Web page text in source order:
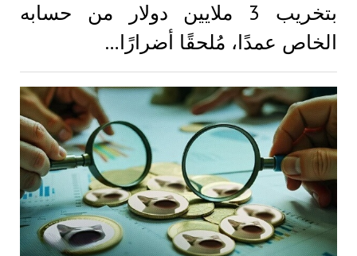
بتخريب 3 ملايين دولار من حسابه
الخاص عمدًا، مُلحقًا أضرارًا…